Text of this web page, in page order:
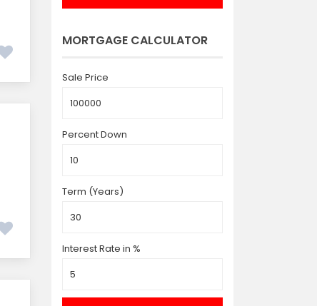
MORTGAGE CALCULATOR
Sale Price
Percent Down
Term (Years)
Interest Rate in %